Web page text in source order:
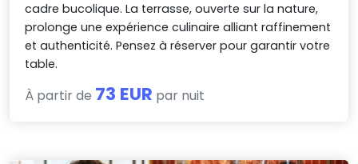
cadre bucolique. La terrasse, ouverte sur la nature,
prolonge une expérience culinaire alliant raffinement
et authenticité. Pensez à réserver pour garantir votre
table.
À partir de 73 EUR par nuit